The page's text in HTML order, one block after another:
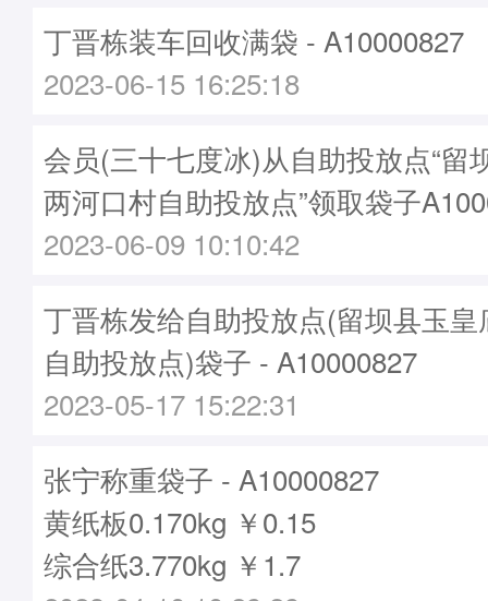
丁晋栋装车回收满袋 - A10000827
2023-06-15 16:25:18
会员(三十七度冰)从自助投放点“留
两河口村自助投放点”领取袋子
2023-06-09 10:10:42
丁晋栋发给自助投放点(留坝县玉
自助投放点)袋子 - A10000827
2023-05-17 15:22:31
张宁称重袋子 - A10000827
黄纸板0.170kg ￥0.15
综合纸3.770kg ￥1.7